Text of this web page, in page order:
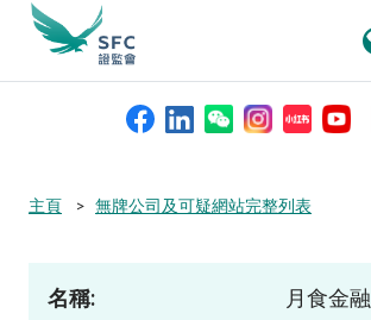
本會簡介
尋
主頁 無牌公司及可疑網站完整列表
名稱: 月食金融